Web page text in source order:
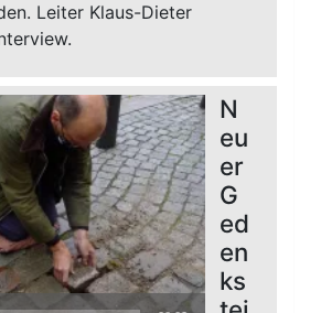
Leiter Klaus-Dieter
N
eu
er
G
ed
en
ks